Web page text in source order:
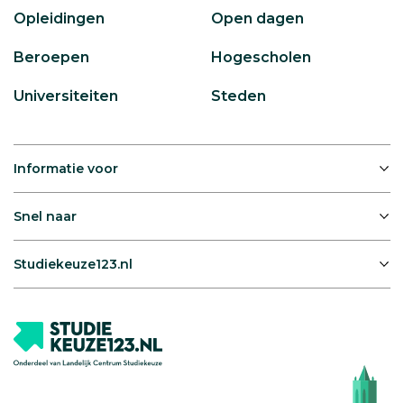
Opleidingen Open dagen
Beroepen Hogescholen
Universiteiten Steden
Informatie voor
Snel naar
Studiekeuze123.nl